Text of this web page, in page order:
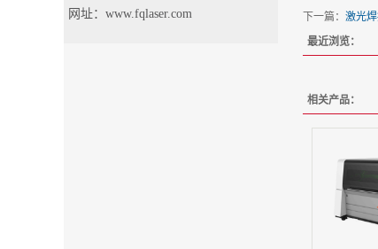
网址：www.fqlaser.com
下一篇： 激光
最近浏览：
相关产品：